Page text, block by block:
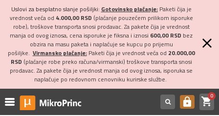
Uslovi za besplatno slanje pošiljki: Gotovinsko plaćanje:Paketi čija je
vrednost veća od 4.000,00 RSD (plaćanje pouzećem prilikom isporuke
robe), troškove transporta snosi prodavac. Za pakete čija je vrednost
manja od ovog iznosa, cena isporuke je fiksna i iznosi 600,00 RSD bez
obzira na masu paketa i naplaćuje se kupcu po prijemu
pošiljke. Virmansko plaćanje:Paketi čija je vrednost veća od 20.000,00
RSD (plaćanje robe preko računa/virmanski) troškove transporta snosi
prodavac. Za pakete čija je vrednost manja od ovog iznosa, isporuka se
naplaćuje po redovnom cenovniku kurirske službe.
https shopping_cart0